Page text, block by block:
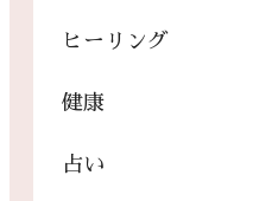
ヒーリング
健康
占い